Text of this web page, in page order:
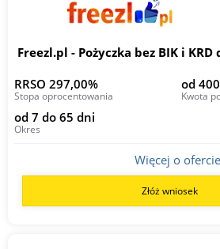
Freezl.pl - Pożyczka bez BIK i KRD
RRSO 297,00%
Stopa oprocentowania
od
Kwota
od 7 do 65 dni
Okres
Więcej o ofercie
Złóż wniosek